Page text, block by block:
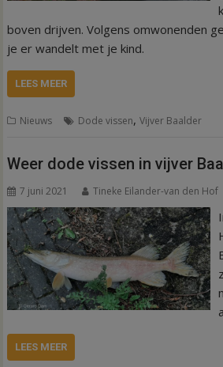
boven drijven. Volgens omwonenden
je er wandelt met je kind.
LEES MEER
Nieuws Dode vissen,Vijver Baalder
Weer dode vissen in vijver
7 juni 2021 Tineke Eilander-van den Hof
LEES MEER